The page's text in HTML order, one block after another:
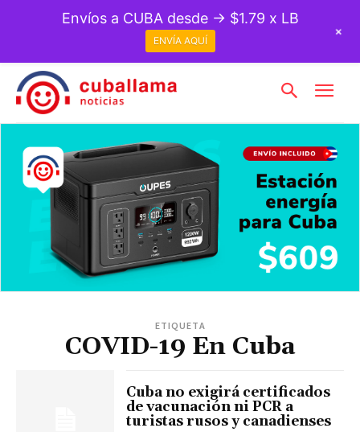
ETIQUETA
COVID-19 En Cuba
Cuba no exigirá certificados
de vacunación ni PCR a
turistas rusos y canadienses
Envíos a CUBA desde → $1.79 x LB
ENVÍA AQUÍ
+